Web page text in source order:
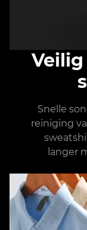
Snelle
reiniging
langer